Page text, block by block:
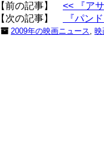
【前の記事】 << 『ア
【次の記事】
『パン
2009年の映画ニュース, 映